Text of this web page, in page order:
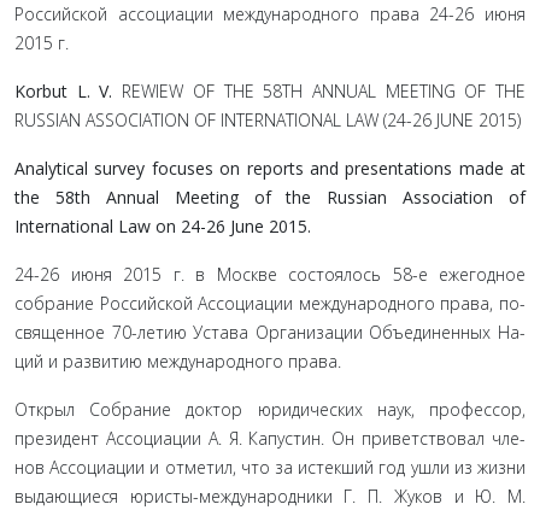
Российской ассоциации международного права 24-26 июня
2015 г.
Korbut L. V. REWIEW OF THE 58TH ANNUAL MEETING OF THE
RUSSIAN ASSOCIATION OF INTERNATIONAL LAW (24-26 JUNE 2015)
Analytical survey focuses on reports and presentations made at
the 58th Annual Meeting of the Russian Association of
International Law on 24-26 June 2015.
24-26 июня 2015 г. в Москве состоялось 58-е ежегодное
собрание Российской Ассоциации международного права, по­
священное 70-летию Устава Организации Объединенных На­
ций и развитию международного права.
Открыл Собрание доктор юридических наук, профессор,
президент Ассоциации А. Я. Капустин. Он приветствовал чле­
нов Ассоциации и отметил, что за истекший год ушли из жиз­ни
выдающиеся юристы-международники Г. П. Жуков и Ю. М.